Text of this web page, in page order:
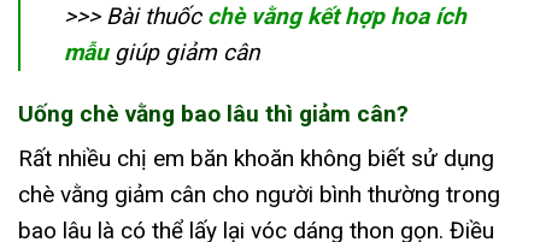
>>> Bài thuốc chè vằng kết hợp hoa ích
mẫugiúp giảm cân
Uống chè vằng bao lâu thì giảm cân?
Rất nhiều chị em băn khoăn không biết sử dụng
chè vằng giảm cân cho người bình thường trong
bao lâu là có thể lấy lại vóc dáng thon gọn. Điều